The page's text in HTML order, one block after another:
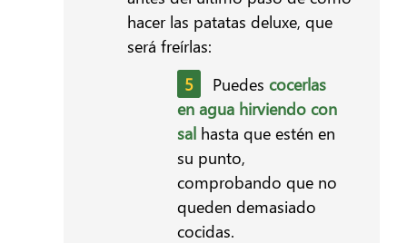
hacer las patatas deluxe, que
será freírlas:
Puedes cocerlas
en agua hirviendo con
sal hasta que estén en
su punto,
comprobando que no
queden demasiado
cocidas.